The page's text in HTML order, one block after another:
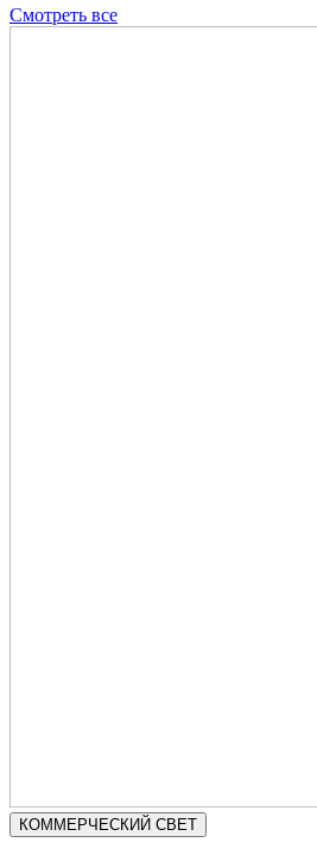
Смотреть все
КОММЕРЧЕСКИЙ СВЕТ